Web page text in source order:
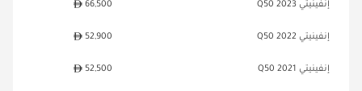
إنفينيتي Q50 2023 66,500
إنفينيتي Q50 2022 52,900
إنفينيتي Q50 2021 52,500